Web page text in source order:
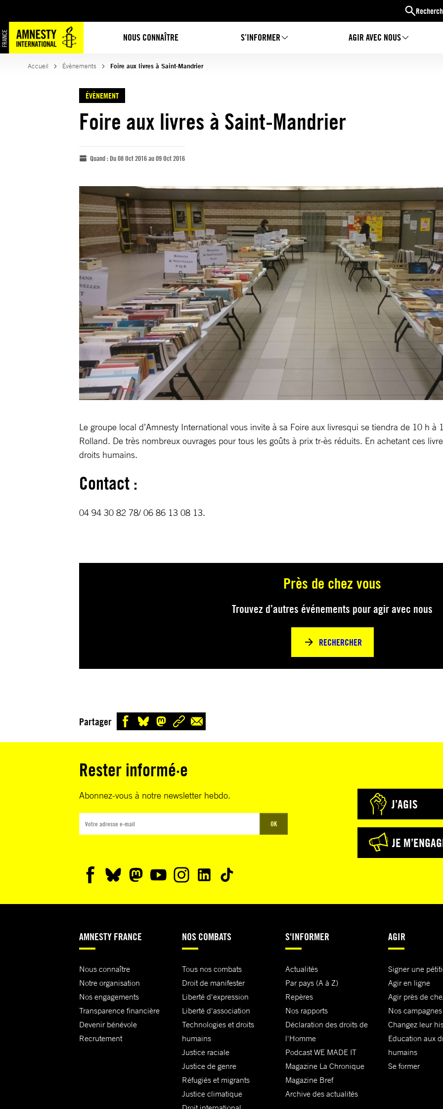
NOUS CONNAÎTRE S’INFORMER AGIR AVEC NOUS
Accueil Évènements Foire aux livres à Saint-Mandrier
ÉVÈNEMENT
Foire aux livres à Saint-Mandrier
Quand :Du 08 Oct 2016 au 09 Oct 2016
Le groupe local d’Amnesty International vous invite à sa Foire aux livresqui se tiendra de 10 h à
Rolland. De très nombreux ouvrages pour tous les goûts à prix tr-ès réduits. En achetant ces
droits humains.
Contact :
04 94 30 82 78/ 06 86 13 08 13.
Près de chez vous
Trouvez d’autres événements pour agir avec nous
RECHERCHER
Partager
Rester informé·e
Abonnez-vous à notre newsletter hebdo.
OK
J’AGIS
JE
AMNESTY FRANCE
Nous connaître
Notre organisation
Nos engagements
Transparence financière
Devenir bénévole
Recrutement
NOS COMBATS
Tous nos combats
Droit de manifester
Liberté d'expression
Liberté d'association
Technologies et droits
humains
Justice raciale
Justice de genre
Réfugiés et migrants
Justice climatique
S'INFORMER
Actualités
Par pays (A à Z)
Repères
Nos rapports
Déclaration des droits de
l'Homme
Podcast WE MADE IT
Magazine La Chronique
Magazine Bref
Archive des actualités
AGIR
Signer une
Agir en ligne
Agir près de
Nos campagnes
Changez leur
Education aux
humains
Se former